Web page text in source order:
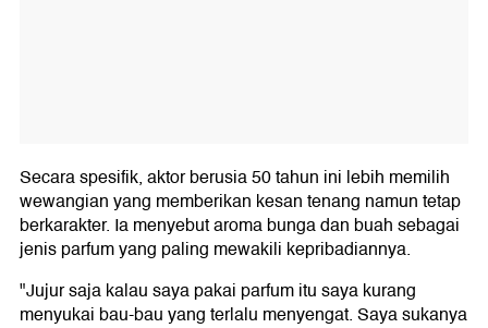
Secara spesifik, aktor berusia 50 tahun ini lebih memilih
wewangian yang memberikan kesan tenang namun tetap
berkarakter. Ia menyebut aroma bunga dan buah sebagai
jenis parfum yang paling mewakili kepribadiannya.
"Jujur saja kalau saya pakai parfum itu saya kurang
menyukai bau-bau yang terlalu menyengat. Saya sukanya